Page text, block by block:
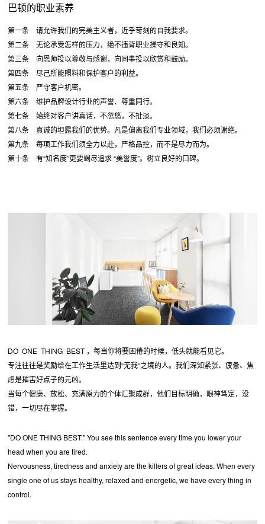
巴顿的职业素养
第一条 请允许我们的完美主义者，近乎苛刻的自我要求。
第二条 无论承受怎样的压力，绝不违背职业操守和良知。
第三条 向恩师投以尊敬与感谢，向同事投以欣赏和鼓励。
第四条 尽己所能照料和保护客户的利益。
第五条 严守客户机密。
第六条 维护品牌设计行业的声誉、尊重同行。
第七条 始终对客户讲真话，不忽悠，不扯淡。
第八条 真诚的坦露我们的优势。凡是偏离我们专业领域，我们必须谢绝。
第九条 每项工作我们须全力以赴，严格品控，而不是尽力而为。
第十条 有“知名度”更要竭尽追求 “美誉度”。树立良好的口碑。
DO ONE THING BEST ，每当你将要困倦的时候，低头就能看见它。
专注往往是奖励给在工作生活里达到“无我“之境的人。我们深知紧张、疲惫、焦
虑是摧害好点子的元凶。
当每个健康、放松、充满原力的个体汇聚成群，他们目标明确，眼神笃定，没
错，一切尽在掌握。
"DO ONE THING BEST." You see this sentence every time you lower your
head when you are tired.
Nervousness, tiredness and anxiety are the killers of great ideas. When every
single one of us stays healthy, relaxed and energetic, we have every thing in
control.